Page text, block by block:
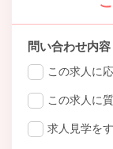
問い合わせ内容
この求人に
この求人に
求人見学を